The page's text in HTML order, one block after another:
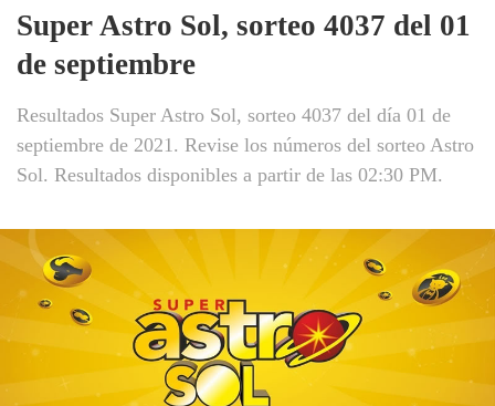
Super Astro Sol, sorteo 4037 del 01
de septiembre
Resultados Super Astro Sol, sorteo 4037 del día 01 de
septiembre de 2021. Revise los números del sorteo Astro
Sol. Resultados disponibles a partir de las 02:30 PM.